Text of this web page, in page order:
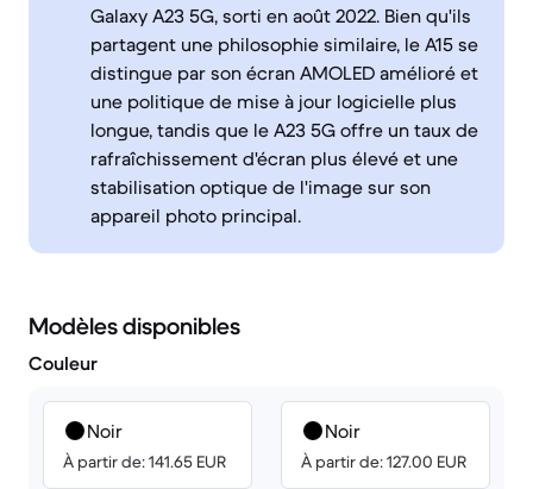
Galaxy A23 5G, sorti en août 2022. Bien qu'ils
partagent une philosophie similaire, le A15 se
distingue par son écran AMOLED amélioré et
une politique de mise à jour logicielle plus
longue, tandis que le A23 5G offre un taux de
rafraîchissement d'écran plus élevé et une
stabilisation optique de l'image sur son
appareil photo principal.
Modèles disponibles
Couleur
Noir
À partir de: 141.65 EUR
Noir
À partir de: 127.00 EUR